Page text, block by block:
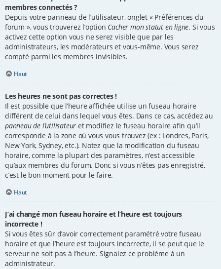
membres connectés ?
Depuis votre panneau de l’utilisateur, onglet « Préférences du
forum », vous trouverez l’option Cacher mon statut en ligne. Si vous
activez cette option vous ne serez visible que par les
administrateurs, les modérateurs et vous-même. Vous serez
compté parmi les membres invisibles.
Haut
Les heures ne sont pas correctes !
Il est possible que l’heure affichée utilise un fuseau horaire
différent de celui dans lequel vous êtes. Dans ce cas, accédez au
panneau de l’utilisateur et modifiez le fuseau horaire afin qu’il
corresponde à la zone où vous vous trouvez (ex : Londres, Paris,
New York, Sydney, etc.). Notez que la modification du fuseau
horaire, comme la plupart des paramètres, n’est accessible
qu’aux membres du forum. Donc si vous n’êtes pas enregistré,
c’est le bon moment pour le faire.
Haut
J’ai changé mon fuseau horaire et l’heure est toujours
incorrecte !
Si vous êtes sûr d’avoir correctement paramétré votre fuseau
horaire et que l’heure est toujours incorrecte, il se peut que le
serveur ne soit pas à l’heure. Signalez ce problème à un
administrateur.